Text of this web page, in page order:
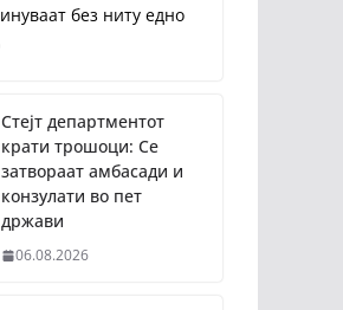
без ниту едно
Стејт департментот
крати трошоци: Се
затвораат амбасади и
конзулати во пет
држави
06.08.2026